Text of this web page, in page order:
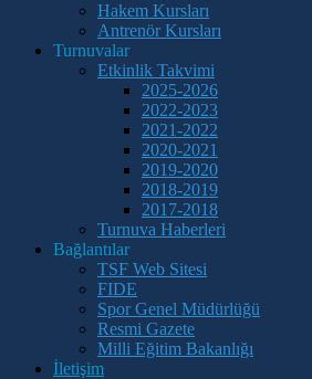
Hakem Kursları
Antrenör Kursları
Turnuvalar
Etkinlik Takvimi
2025-2026
2022-2023
2021-2022
2020-2021
2019-2020
2018-2019
2017-2018
Turnuva Haberleri
Bağlantılar
TSF Web Sitesi
FIDE
Spor Genel Müdürlüğü
Resmi Gazete
Milli Eğitim Bakanlığı
İletişim